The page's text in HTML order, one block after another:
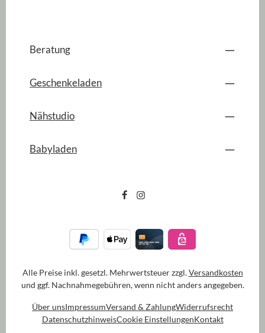
Beratung
Geschenkeladen
Nähstudio
Babyladen
Alle Preise inkl. gesetzl. Mehrwertsteuer zzgl.Versandkosten
und ggf. Nachnahmegebühren, wenn nicht anders angegeben.
Über unsImpressumVersand & ZahlungWiderrufsrecht
DatenschutzhinweisCookie EinstellungenKontakt